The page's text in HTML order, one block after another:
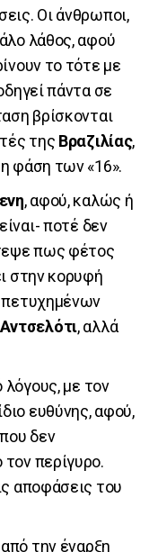
Οι άνθρωποι,
λάθος, αφού
το τότε με
πάντα σε
βρίσκονται
της Βραζιλίας,
φάση των «16».
, αφού, καλώς ή
ποτέ δεν
πως φέτος
στην κορυφή
πετυχημένων
, αλλά
λόγους, με τον
ευθύνης, αφού,
δεν
περίγυρο.
αποφάσεις του
την έναρξη